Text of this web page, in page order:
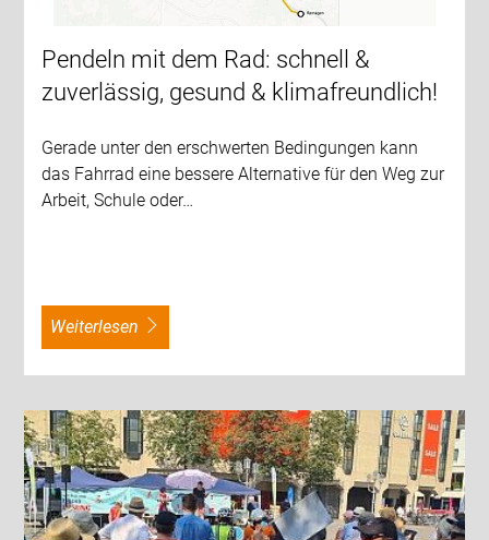
Pendeln mit dem Rad: schnell &
zuverlässig, gesund & klimafreundlich!
Gerade unter den erschwerten Bedingungen kann
das Fahrrad eine bessere Alternative für den Weg zur
Arbeit, Schule oder…
weiterlesen